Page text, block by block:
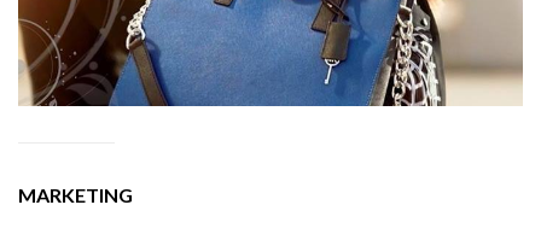
MARKETING